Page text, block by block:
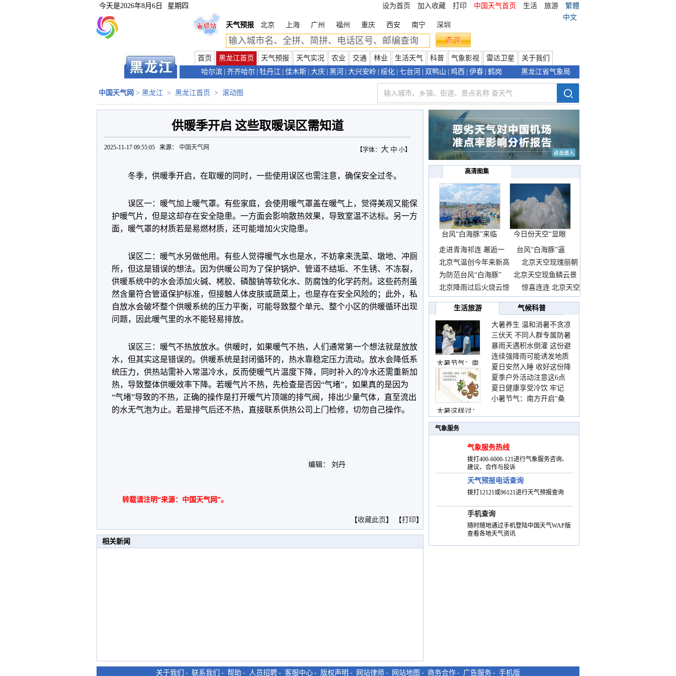
今天是2026年8月6日 星期四 设为首页 加入收藏 打印 中国天气首页 生活 旅游
繁體
中文
天气预报
北京 上海 广州 福州 重庆 西安 南宁 深圳
首页 黑龙江首页 天气预报 天气实况 农业 交通 林业 生活天气 科普 气象影视 雷达卫星
关于我们
哈尔滨 齐齐哈尔 牡丹江 佳木斯 大庆 黑河 大兴安岭 绥化 七台河 双鸭山 鸡西 伊春 鹤岗 黑龙江省气象局
中国天气网 > 黑龙江 > 黑龙江首页 > 滚动图
供暖季开启 这些取暖误区需知道
【字体： 大 中 小】
2025-11-17 09:55:05 来源： 中国天气网
冬季，供暖季开启，在取暖的同时，一些使用误区也需注意，确保安全过冬。
误区一：暖气加上暖气罩。有些家庭，会使用暖气罩盖在暖气上，觉得美观又能保
护暖气片，但是这却存在安全隐患。一方面会影响散热效果，导致室温不达标。另一方
面，暖气罩的材质若是易燃材质，还可能增加火灾隐患。
误区二：暖气水另做他用。有些人觉得暖气水也是水，不妨拿来洗菜、墩地、冲厕
所，但这是错误的想法。因为供暖公司为了保护锅炉、管道不结垢、不生锈、不冻裂，
供暖系统中的水会添加火碱、栲胶、磷酸钠等软化水、防腐蚀的化学药剂。这些药剂虽
然含量符合管道保护标准，但接触人体皮肤或蔬菜上，也是存在安全风险的；此外，私
自放水会破坏整个供暖系统的压力平衡，可能导致整个单元、整个小区的供暖循环出现
问题，因此暖气里的水不能轻易排放。
误区三：暖气不热放放水。供暖时，如果暖气不热，人们通常第一个想法就是放放
水，但其实这是错误的。供暖系统是封闭循环的，热水靠稳定压力流动。放水会降低系
统压力，供热站需补入常温冷水，反而使暖气片温度下降，同时补入的冷水还需重新加
热，导致整体供暖效率下降。 若暖气片不热，先检查是否因“气堵”， 如果真的是因为
“气堵”导致的不热，正确的操作是打开暖气片顶端的排气阀，排出少量气体，直至流出
的水无气泡为止。 若是排气后还不热，直接联系供热公司上门检修，切勿自己操作。
编辑： 刘丹
转载请注明“来源：中国天气网”。
【收藏此页 】 【打印】
相关新闻
高清图集
台风“白海豚”来临
前
今日份天空“显眼
包”
走进青海祁连 邂逅一
台风“白海豚”逼
近
北京气温创今年来新高
北京天空现瑰丽朝
霞
为防范台风“白海豚”
北京天空现鱼鳞云景
观
北京降雨过后火烧云惊
惊喜连连 北京天空
现
生活旅游
气候科普
大暑节气：南
大暑这样过：
大暑养生 温和消暑不贪凉
三伏天 不同人群专属防暑
要点请收好
暴雨天遇积水倒灌 这份避
险提示请收好
连续强降雨可能诱发地质
灾害 这些前兆要知道
夏日安然入睡 收好这份降
温小贴士
夏季户外活动注意这6点
防暑健身两不误
夏日健康享受冷饮 牢记
“两注意一控制”
小暑节气：南方开启“桑
季
气象服务
气象服务热线
拨打400-6000-121进行气象服务咨询、
建议、合作与投诉
天气预报电话查询
拨打12121或96121进行天气预报查询
手机查询
随时随地通过手机登陆中国天气WAP版
查看各地天气资讯
关于我们 - 联系我们 - 帮助 - 人员招聘 - 客服中心 - 版权声明 - 网站律师 - 网站地图 - 商务合作 - 广告服务 - 手机版